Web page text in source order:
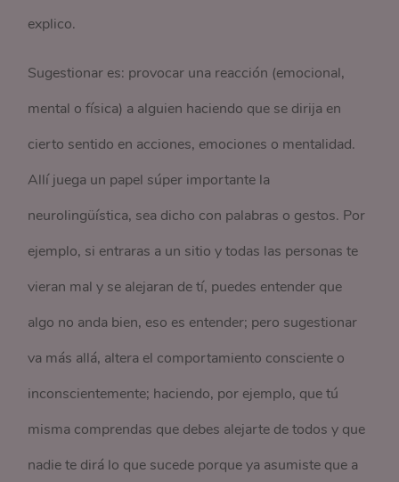
explico.
Sugestionar es: provocar una reacción (emocional,
mental o física) a alguien haciendo que se dirija en
cierto sentido en acciones, emociones o mentalidad.
Allí juega un papel súper importante la
neurolingüística, sea dicho con palabras o gestos. Por
ejemplo, si entraras a un sitio y todas las personas te
vieran mal y se alejaran de tí, puedes entender que
algo no anda bien, eso es entender; pero sugestionar
va más allá, altera el comportamiento consciente o
inconscientemente; haciendo, por ejemplo, que tú
misma comprendas que debes alejarte de todos y que
nadie te dirá lo que sucede porque ya asumiste que a